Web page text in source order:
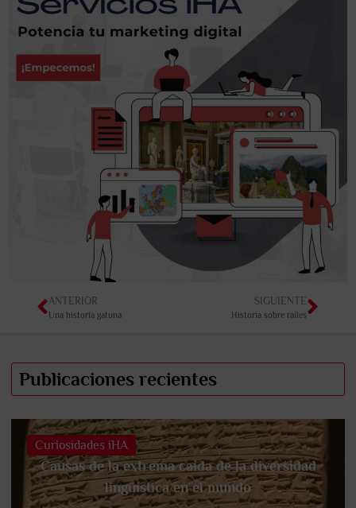
ANTERIOR
Una historia gatuna
SIGUIENTE
Historia sobre raíles
Publicaciones recientes
Curiosidades iHA
Causas de la extrema caída de la diversidad
lingüística en el mundo